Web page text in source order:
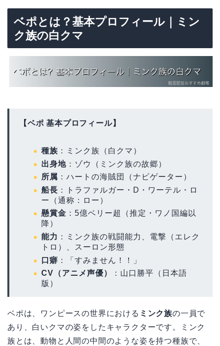
ベポとは？基本プロフィール｜ミン
ク族の白クマ
【ベポ 基本プロフィール】
種族 ：ミンク族（白クマ）
出身地 ：ゾウ（ミンク族の故郷）
所属 ：ハートの海賊団（ナビゲーター）
船長 ：トラファルガー・D・ワーテル・ロ
ー（通称：ロー）
懸賞金 ：5億ベリー超（推定・ワノ国編以
降）
能力 ：ミンク族の戦闘能力、電撃（エレク
トロ）、スーロン形態
口癖 ：「すみません！！」
CV（アニメ声優）
：山口勝平（日本語
版）
ベポは、ワンピースの世界における ミンク族の一員で
あり、白いクマの姿をしたキャラクターです。ミンク
族とは、動物と人間の中間のような姿を持つ種族で、